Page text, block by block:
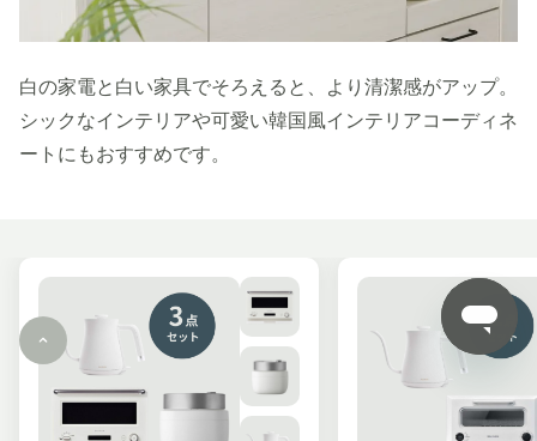
白の家電と白い家具でそろえると、より清潔感がアップ。
シックなインテリアや可愛い韓国風インテリアコーディネ
ートにもおすすめです。